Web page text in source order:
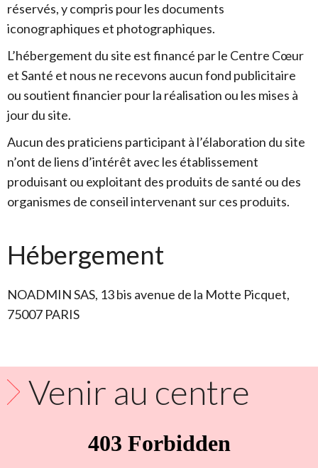
réservés, y compris pour les documents
iconographiques et photographiques.
L’hébergement du site est financé par le Centre Cœur
et Santé et nous ne recevons aucun fond publicitaire
ou soutient financier pour la réalisation ou les mises à
jour du site.
Aucun des praticiens participant à l’élaboration du site
n’ont de liens d’intérêt avec les établissement
produisant ou exploitant des produits de santé ou des
organismes de conseil intervenant sur ces produits.
Hébergement
NOADMIN SAS, 13 bis avenue de la Motte Picquet,
75007 PARIS
Venir au centre